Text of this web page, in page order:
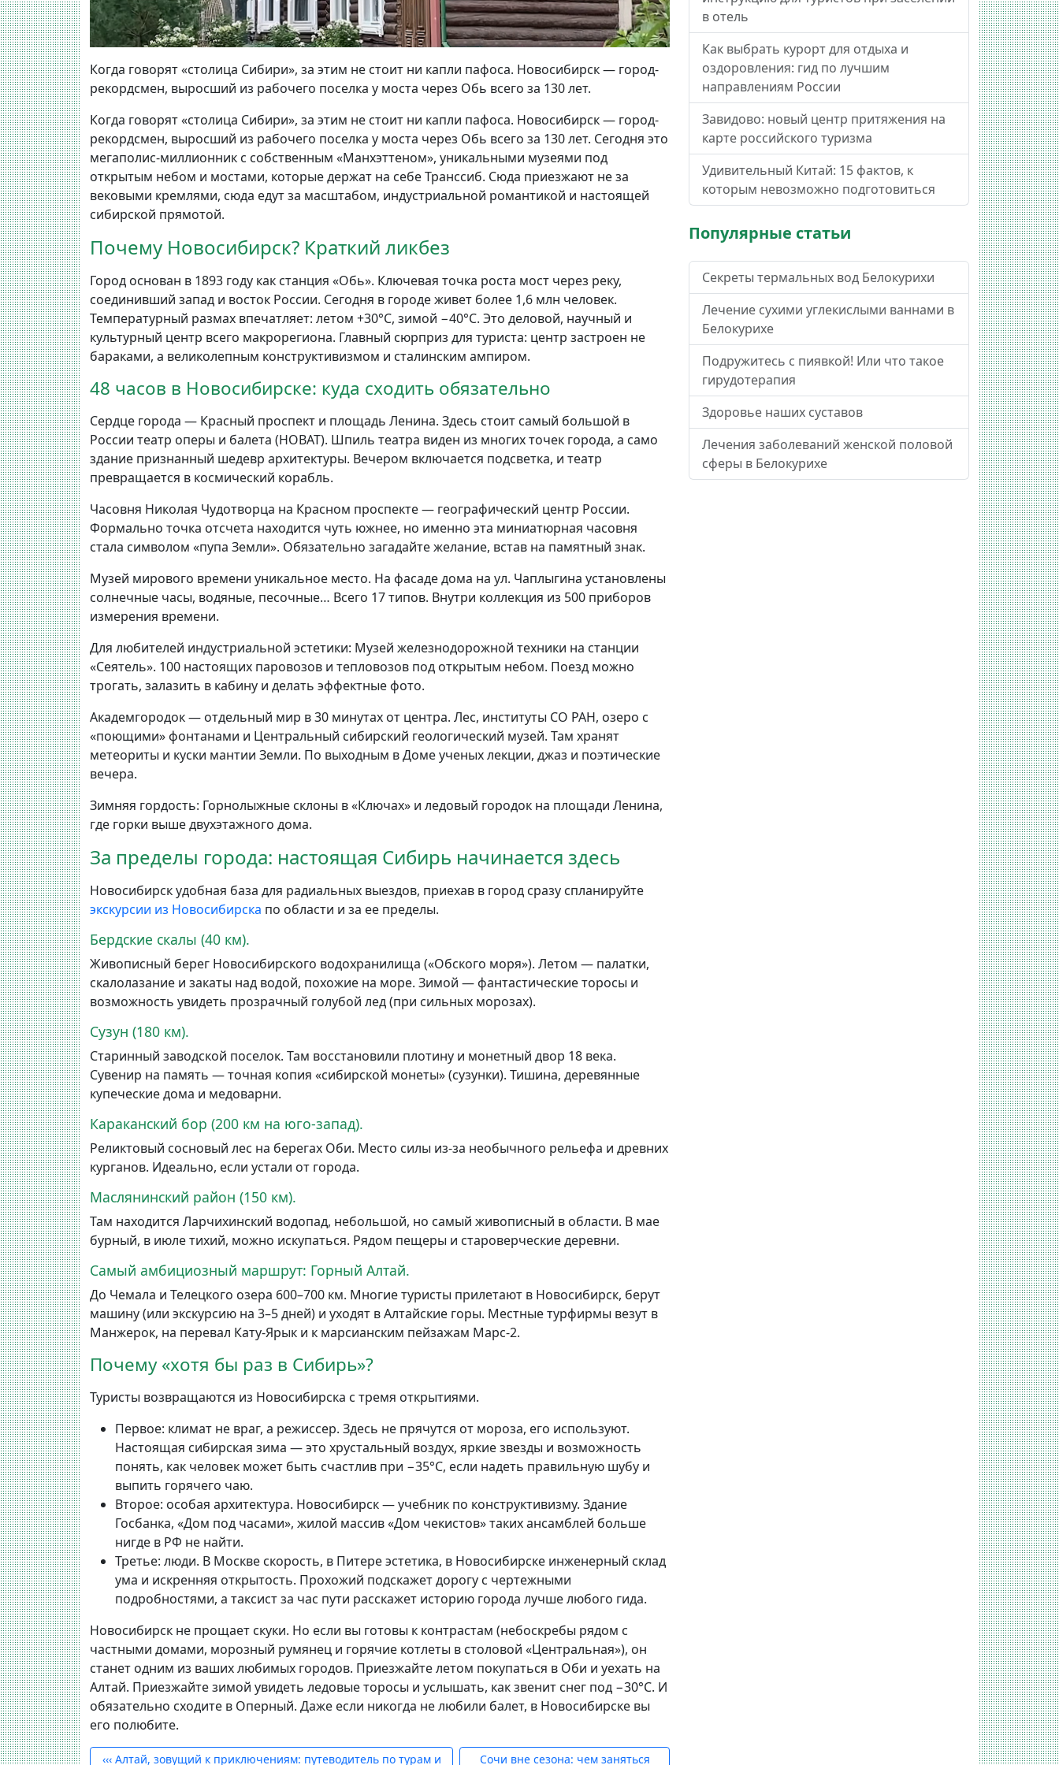
Когда говорят «столица Сибири», за этим не стоит ни капли пафоса. Новосибирск — город-
рекордсмен, выросший из рабочего поселка у моста через Обь всего за 130 лет.
Когда говорят «столица Сибири», за этим не стоит ни капли пафоса. Новосибирск — город-
рекордсмен, выросший из рабочего поселка у моста через Обь всего за 130 лет. Сегодня это
мегаполис-миллионник с собственным «Манхэттеном», уникальными музеями под
открытым небом и мостами, которые держат на себе Транссиб. Сюда приезжают не за
вековыми кремлями, сюда едут за масштабом, индустриальной романтикой и настоящей
сибирской прямотой.
Почему Новосибирск? Краткий ликбез
Город основан в 1893 году как станция «Обь». Ключевая точка роста мост через реку,
соединивший запад и восток России. Сегодня в городе живет более 1,6 млн человек.
Температурный размах впечатляет: летом +30°С, зимой −40°С. Это деловой, научный и
культурный центр всего макрорегиона. Главный сюрприз для туриста: центр застроен не
бараками, а великолепным конструктивизмом и сталинским ампиром.
48 часов в Новосибирске: куда сходить обязательно
Сердце города — Красный проспект и площадь Ленина. Здесь стоит самый большой в
России театр оперы и балета (НОВАТ). Шпиль театра виден из многих точек города, а само
здание признанный шедевр архитектуры. Вечером включается подсветка, и театр
превращается в космический корабль.
Часовня Николая Чудотворца на Красном проспекте — географический центр России.
Формально точка отсчета находится чуть южнее, но именно эта миниатюрная часовня
стала символом «пупа Земли». Обязательно загадайте желание, встав на памятный знак.
Музей мирового времени уникальное место. На фасаде дома на ул. Чаплыгина установлены
солнечные часы, водяные, песочные… Всего 17 типов. Внутри коллекция из 500 приборов
измерения времени.
Для любителей индустриальной эстетики: Музей железнодорожной техники на станции
«Сеятель». 100 настоящих паровозов и тепловозов под открытым небом. Поезд можно
трогать, залазить в кабину и делать эффектные фото.
Академгородок — отдельный мир в 30 минутах от центра. Лес, институты СО РАН, озеро с
«поющими» фонтанами и Центральный сибирский геологический музей. Там хранят
метеориты и куски мантии Земли. По выходным в Доме ученых лекции, джаз и поэтические
вечера.
Зимняя гордость: Горнолыжные склоны в «Ключах» и ледовый городок на площади Ленина,
где горки выше двухэтажного дома.
За пределы города: настоящая Сибирь начинается здесь
Новосибирск удобная база для радиальных выездов, приехав в город сразу спланируйте
экскурсии из Новосибирска по области и за ее пределы.
Бердские скалы (40 км).
Живописный берег Новосибирского водохранилища («Обского моря»). Летом — палатки,
скалолазание и закаты над водой, похожие на море. Зимой — фантастические торосы и
возможность увидеть прозрачный голубой лед (при сильных морозах).
Сузун (180 км).
Старинный заводской поселок. Там восстановили плотину и монетный двор 18 века.
Сувенир на память — точная копия «сибирской монеты» (сузунки). Тишина, деревянные
купеческие дома и медоварни.
Караканский бор (200 км на юго-запад).
Реликтовый сосновый лес на берегах Оби. Место силы из-за необычного рельефа и древних
курганов. Идеально, если устали от города.
Маслянинский район (150 км).
Там находится Ларчихинский водопад, небольшой, но самый живописный в области. В мае
бурный, в июле тихий, можно искупаться. Рядом пещеры и староверческие деревни.
Самый амбициозный маршрут: Горный Алтай.
До Чемала и Телецкого озера 600–700 км. Многие туристы прилетают в Новосибирск, берут
машину (или экскурсию на 3–5 дней) и уходят в Алтайские горы. Местные турфирмы везут в
Манжерок, на перевал Кату-Ярык и к марсианским пейзажам Марс-2.
Почему «хотя бы раз в Сибирь»?
Туристы возвращаются из Новосибирска с тремя открытиями.
Первое: климат не враг, а режиссер. Здесь не прячутся от мороза, его используют.
Настоящая сибирская зима — это хрустальный воздух, яркие звезды и возможность
понять, как человек может быть счастлив при −35°С, если надеть правильную шубу и
выпить горячего чаю.
Второе: особая архитектура. Новосибирск — учебник по конструктивизму. Здание
Госбанка, «Дом под часами», жилой массив «Дом чекистов» таких ансамблей больше
нигде в РФ не найти.
Третье: люди. В Москве скорость, в Питере эстетика, в Новосибирске инженерный склад
ума и искренняя открытость. Прохожий подскажет дорогу с чертежными
подробностями, а таксист за час пути расскажет историю города лучше любого гида.
Новосибирск не прощает скуки. Но если вы готовы к контрастам (небоскребы рядом с
частными домами, морозный румянец и горячие котлеты в столовой «Центральная»), он
станет одним из ваших любимых городов. Приезжайте летом покупаться в Оби и уехать на
Алтай. Приезжайте зимой увидеть ледовые торосы и услышать, как звенит снег под −30°С. И
обязательно сходите в Оперный. Даже если никогда не любили балет, в Новосибирске вы
его полюбите.
‹‹‹ Алтай, зовущий к приключениям: путеводитель по турам и Сочи вне сезона: чем заняться
в отель
Как выбрать курорт для отдыха и
оздоровления: гид по лучшим
направлениям России
Завидово: новый центр притяжения на
карте российского туризма
Удивительный Китай: 15 фактов, к
которым невозможно подготовиться
Популярные статьи
Секреты термальных вод Белокурихи
Лечение сухими углекислыми ваннами в
Белокурихе
Подружитесь с пиявкой! Или что такое
гирудотерапия
Здоровье наших суставов
Лечения заболеваний женской половой
сферы в Белокурихе